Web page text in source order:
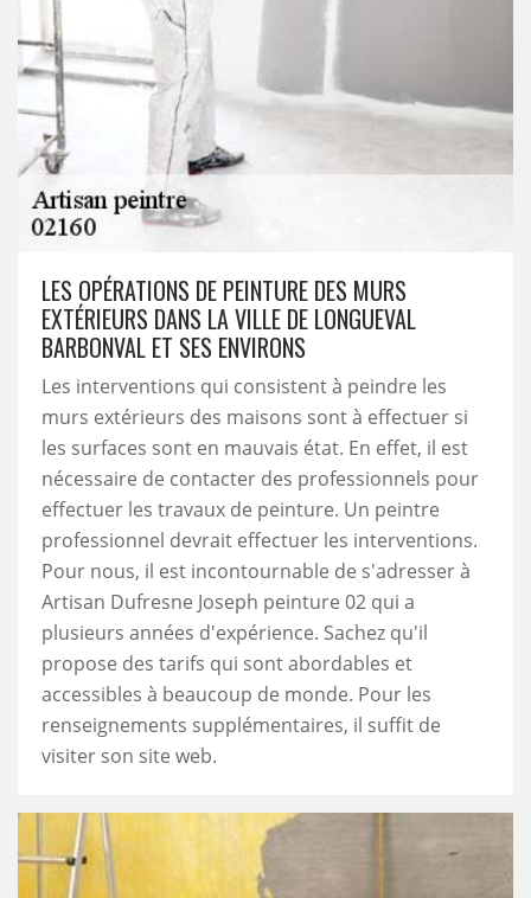
LES OPÉRATIONS DE PEINTURE DES MURS
EXTÉRIEURS DANS LA VILLE DE LONGUEVAL
BARBONVAL ET SES ENVIRONS
Les interventions qui consistent à peindre les
murs extérieurs des maisons sont à effectuer si
les surfaces sont en mauvais état. En effet, il est
nécessaire de contacter des professionnels pour
effectuer les travaux de peinture. Un peintre
professionnel devrait effectuer les interventions.
Pour nous, il est incontournable de s'adresser à
Artisan Dufresne Joseph peinture 02 qui a
plusieurs années d'expérience. Sachez qu'il
propose des tarifs qui sont abordables et
accessibles à beaucoup de monde. Pour les
renseignements supplémentaires, il suffit de
visiter son site web.